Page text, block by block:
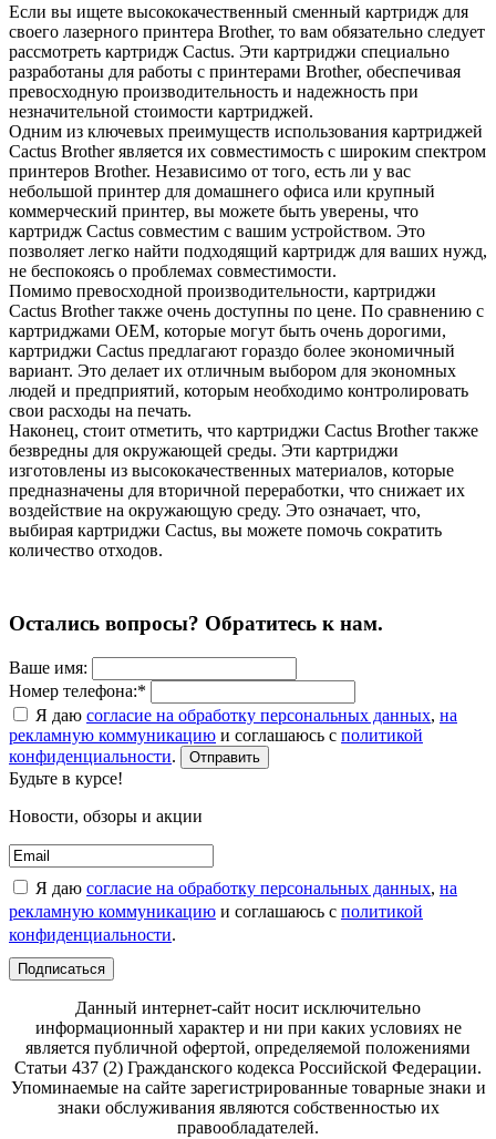
Если вы ищете высококачественный сменный картридж для
своего лазерного принтера Brother, то вам обязательно следует
рассмотреть картридж Cactus. Эти картриджи специально
разработаны для работы с принтерами Brother, обеспечивая
превосходную производительность и надежность при
незначительной стоимости картриджей.
Одним из ключевых преимуществ использования картриджей
Cactus Brother является их совместимость с широким спектром
принтеров Brother. Независимо от того, есть ли у вас
небольшой принтер для домашнего офиса или крупный
коммерческий принтер, вы можете быть уверены, что
картридж Cactus совместим с вашим устройством. Это
позволяет легко найти подходящий картридж для ваших нужд,
не беспокоясь о проблемах совместимости.
Помимо превосходной производительности, картриджи
Cactus Brother также очень доступны по цене. По сравнению с
картриджами OEM, которые могут быть очень дорогими,
картриджи Cactus предлагают гораздо более экономичный
вариант. Это делает их отличным выбором для экономных
людей и предприятий, которым необходимо контролировать
свои расходы на печать.
Наконец, стоит отметить, что картриджи Cactus Brother также
безвредны для окружающей среды. Эти картриджи
изготовлены из высококачественных материалов, которые
предназначены для вторичной переработки, что снижает их
воздействие на окружающую среду. Это означает, что,
выбирая картриджи Cactus, вы можете помочь сократить
количество отходов.
Остались вопросы? Обратитесь к нам.
Ваше имя:
Номер телефона:*
Я даю согласие на обработку персональных данных, на
рекламную коммуникацию и соглашаюсь с политикой
конфиденциальности. Отправить
Будьте в курсе!
Новости, обзоры и акции
Я даю согласие на обработку персональных данных, на
рекламную коммуникацию и соглашаюсь с политикой
конфиденциальности.
Подписаться
Данный интернет-сайт носит исключительно
информационный характер и ни при каких условиях не
является публичной офертой, определяемой положениями
Статьи 437 (2) Гражданского кодекса Российской Федерации.
Упоминаемые на сайте зарегистрированные товарные знаки и
знаки обслуживания являются собственностью их
правообладателей.